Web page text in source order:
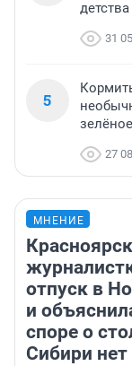
детства
31
5
27
МНЕНИЕ
отпуск в
и
споре о
Сибири